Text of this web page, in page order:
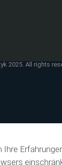
2025. All rights